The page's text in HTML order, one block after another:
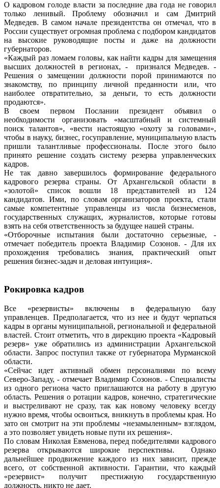
О кадровом голоде власти за последние два года не говорил
только ленивый. Проблему обозначил и сам Дмитрий
Медведев. В самом начале президентства он отмечал, что в
России существует огромная проблема с подбором кандидатов
на высокие руководящие посты и даже на должности
губернаторов.
«Каждый раз ломаем головы, как найти кадры для замещения
высших должностей в регионах, - признался Медведев. -
Решения о замещении должности порой принимаются по
знакомству, по принципу личной преданности или, что
наиболее отвратительно, за деньги, то есть должности
продаются».
В своем первом Послании президент объявил о
необходимости организовать «масштабный и системный
поиск талантов», «вести настоящую «охоту за головами»,
чтобы в науку, бизнес, госуправление, муниципальную власть
пришли талантливые профессионалы. После этого было
принято решение создать систему резерва управленческих
кадров.
Не так давно завершилось формирование федерального
кадрового резерва страны. От Архангельской области в
«золотой» список вошли 18 представителей из 124
кандидатов. Ими, по словам организаторов проекта, стали
самые компетентные управленцы из числа бизнесменов,
государственных служащих, журналистов, которые готовы
взять на себя ответственность за будущее нашей страны.
«Отборочные испытания были достаточно серьезные, -
отмечает победитель проекта Владимир Созонов. - Для их
прохождения требовались знания, практический опыт
решения бизнес-задач и деловая интуиция».
Рокировка кадров
Все «резервисты» включены в федеральную базу
управленцев. Предполагается, что из нее и будут черпаться
кадры в органы муниципальной, региональной и федеральной
властей. Стоит отметить, что в дирекцию проекта «Кадровый
резерв» уже обратились из администрации Архангельской
области. Запрос поступил также от губернатора Мурманской
области.
«Сейчас идет активный обмен персоналиями по всему
Северо-Западу, - отмечает Владимир Созонов. - Специалисты
из одного региона часто приглашаются на работу в другую
область. Решения о ротации кадров, конечно, стратегические
и выстреливают не сразу, так как новому человеку всегду
нужно время, чтобы освоиться, вникнуть в проблемы края. Но
зато он смотрит на эти проблемы «незамыленным» взглядом,
а это позволяет увидеть новые пути их решения».
По словам Николая Евменова, перед победителями кадрового
резерва открываются широкие перспективы. Однако
дальнейшее продвижение каждого из них зависит, прежде
всего, от собственной активности. Гарантии, что каждый
«резервист» получит престижную государственную
должность, никто не дает.